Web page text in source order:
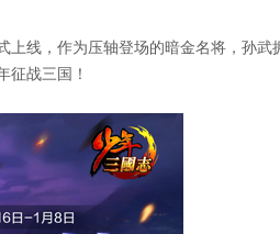
线，作为压轴登场的暗金名将，孙武
征战三国！